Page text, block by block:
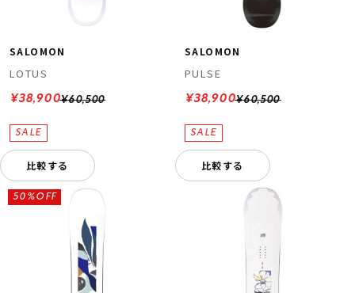
SALOMON
LOTUS
¥60,500
¥38,900
比較する
SALOMON
PULSE
¥60,500
¥38,900
比較する
50%OFF